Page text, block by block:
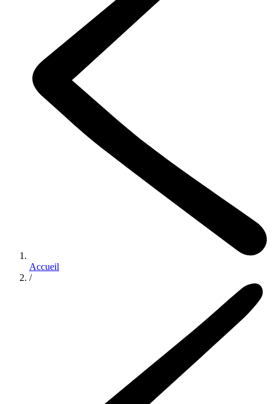
Accueil
/